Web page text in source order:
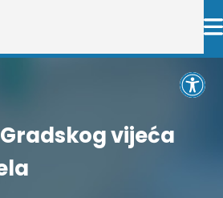
vijeća